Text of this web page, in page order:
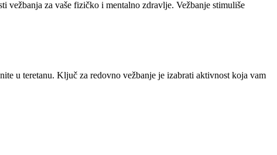
za vaše fizičko i mentalno zdravlje. Vežbanje stimuliše
u teretanu. Ključ za redovno vežbanje je izabrati aktivnost koja vam